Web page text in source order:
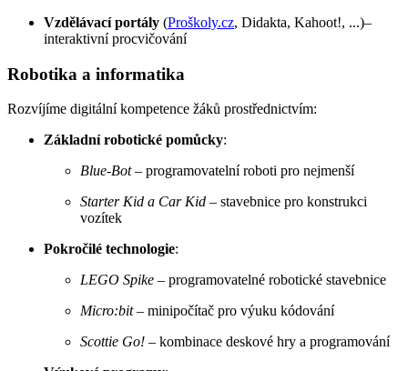
Vzdělávací portály (Proškoly.cz, Didakta, Kahoot!, ...)–
interaktivní procvičování
Robotika a informatika
Rozvíjíme digitální kompetence žáků prostřednictvím:
Základní robotické pomůcky:
Blue-Bot– programovatelní roboti pro nejmenší
Starter Kid a Car Kid – stavebnice pro konstrukci
vozítek
Pokročilé technologie:
LEGO Spike – programovatelné robotické stavebnice
Micro:bit– minipočítač pro výuku kódování
Scottie Go! – kombinace deskové hry a programování